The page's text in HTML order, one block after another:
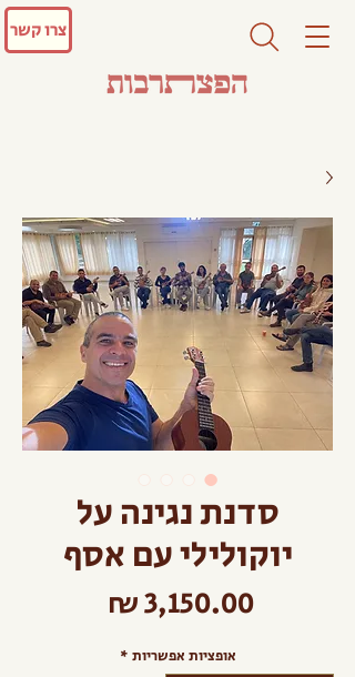
צרו קשר
סדנת נגינה על
יוקולילי עם אסף
‏3,150.00 ‏₪
אופציות אפשריות *